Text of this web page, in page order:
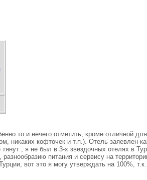
то и нечего отметить, кроме отличной
никаких кофточек и т.п.). Отель заяевлен
, я не был в 3-х звездочных отелях в
питания и сервису на
вот это я могу утверждать на 100%, т.к.